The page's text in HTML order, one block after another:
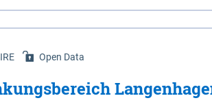
4-1) entlang der Elbe zwischen
bis 569 bei Lauenburg). Das
Open Data